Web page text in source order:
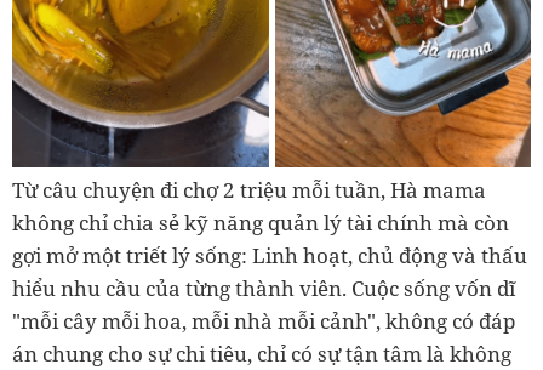
Từ câu chuyện đi chợ 2 triệu mỗi tuần,Hà mama
không chỉ chia sẻ kỹ năng quản lý tài chính mà còn
gợi mở một triết lý sống: Linh hoạt, chủ động và thấu
hiểu nhu cầu của từng thành viên. Cuộc sống vốn dĩ
"mỗi cây mỗi hoa, mỗi nhà mỗi cảnh", không có đáp
án chung cho sự chi tiêu, chỉ có sự tận tâm là không